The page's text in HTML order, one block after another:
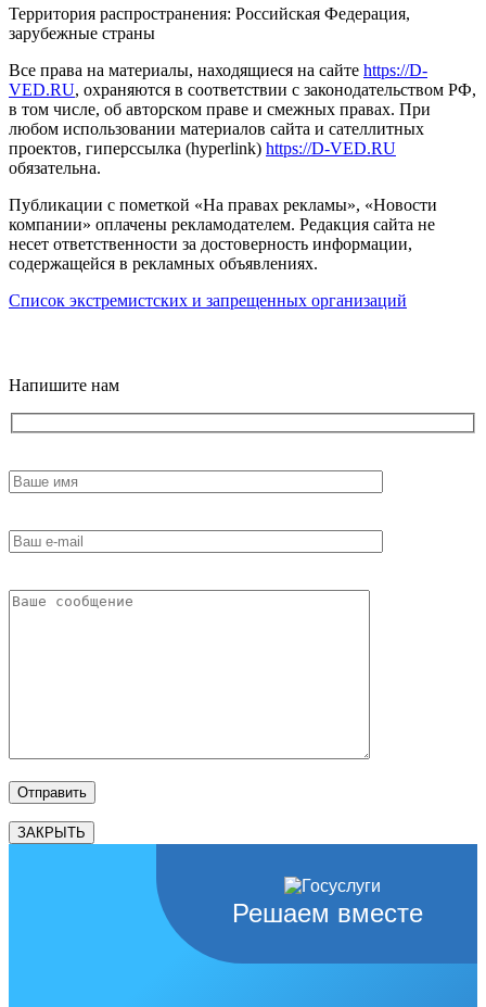
Территория распространения: Российская Федерация,
зарубежные страны
Все права на материалы, находящиеся на сайте https://D-
VED.RU, охраняются в соответствии с законодательством РФ,
в том числе, об авторском праве и смежных правах. При
любом использовании материалов сайта и сателлитных
проектов, гиперссылка (hyperlink) https://D-VED.RU
обязательна.
Публикации с пометкой «На правах рекламы», «Новости
компании» оплачены рекламодателем. Редакция сайта не
несет ответственности за достоверность информации,
содержащейся в рекламных объявлениях.
Список экстремистских и запрещенных организаций
Напишите нам
ЗАКРЫТЬ
Решаем вместе